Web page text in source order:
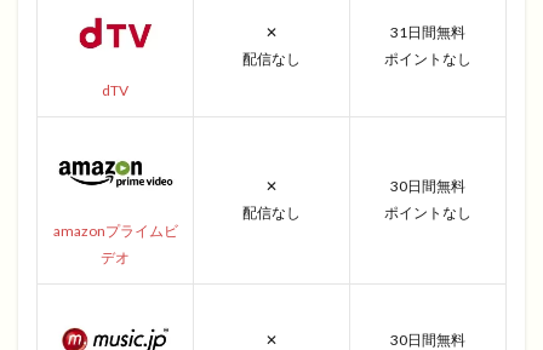
dTV
✕
配信なし
31日間無料
ポイントなし
amazonプライムビ
デオ
✕
配信なし
30日間無料
ポイントなし
✕
30日間無料